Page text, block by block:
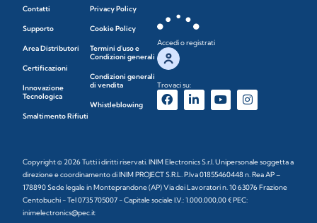
Contatti
Supporto
Area Distributori
Certificazioni
Innovazione
Tecnologica
Smaltimento Rifiuti
Privacy Policy
Cookie Policy
Termini d'uso e
Condizioni generali
Condizioni generali
di vendita
Whistleblowing
Accedi o registrati
Trovaci su:
Copyright © 2026 Tutti i diritti riservati. INIM Electronics S.r.l. Unipersonale soggetta a
direzione e coordinamento di INIM PROJECT S.R.L. P.Iva 01855460448 n. Rea AP –
178890 Sede legale in Monteprandone (AP) Via dei Lavoratori n. 10 63076 Frazione
Centobuchi - Tel 0735 705007 - Capitale sociale I.V.: 1.000.000,00 € PEC:
inimelectronics@pec.it